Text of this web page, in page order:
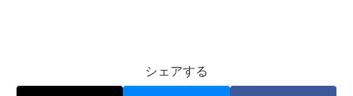
シェアする